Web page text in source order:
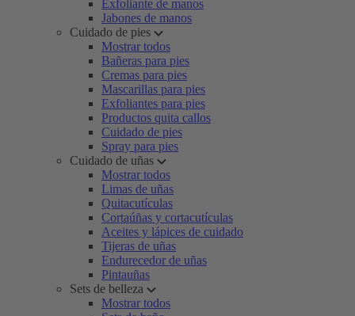
Exfoliante de manos
Jabones de manos
Cuidado de pies
Mostrar todos
Bañeras para pies
Cremas para pies
Mascarillas para pies
Exfoliantes para pies
Productos quita callos
Cuidado de pies
Spray para pies
Cuidado de uñas
Mostrar todos
Limas de uñas
Quitacutículas
Cortaúñas y cortacutículas
Aceites y lápices de cuidado
Tijeras de uñas
Endurecedor de uñas
Pintauñas
Sets de belleza
Mostrar todos